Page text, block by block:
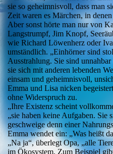
sie so geheimnisvoll, dass man
Zeit waren es Märchen, in
Aber sonst hörte man nur von
Langstrumpf, Jim Knopf,
wie Richard Löwenherz oder
umständlich. „Einhörner sind
Ausstrahlung. Sie sind
sie sich mit anderen lebenden
einsam und geheimnisvoll,
Emma und Lisa nicken
ohne Widerspruch zu.
„Ihre Existenz scheint
„sie haben keine Aufgaben. Sie
geschweige denn einer
Emma wendet ein: „Was heißt
„Na ja“, überlegt Opa, „alle
im Ökosystem. Zum Beispiel